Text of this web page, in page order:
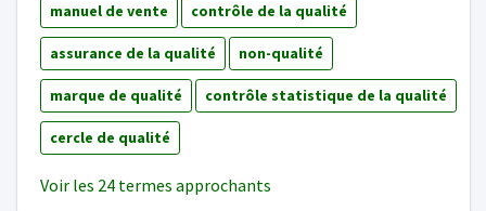
manuel de vente contrôle de la qualité
assurance de la qualité non-qualité
marque de qualité contrôle statistique de la qualité
cercle de qualité
Voir les 24 termes approchants